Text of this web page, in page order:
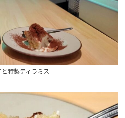
と特製ティラミス